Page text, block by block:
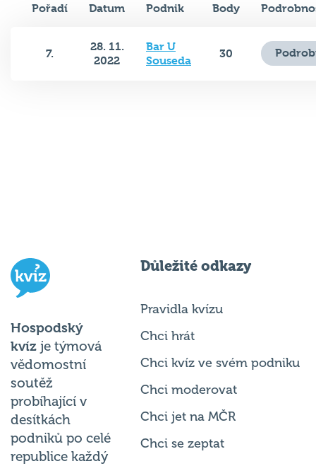
Pořadí Datum Podnik Body
7.
28. 11.
2022
Bar U
Souseda
30
Hospodský
kvíz je týmová
vědomostní
soutěž
probíhající v
desítkách
podniků po celé
republice každý
Důležité odkazy
Pravidla kvízu
Chci hrát
Chci kvíz ve svém podniku
Chci moderovat
Chci jet na MČR
Chci se zeptat